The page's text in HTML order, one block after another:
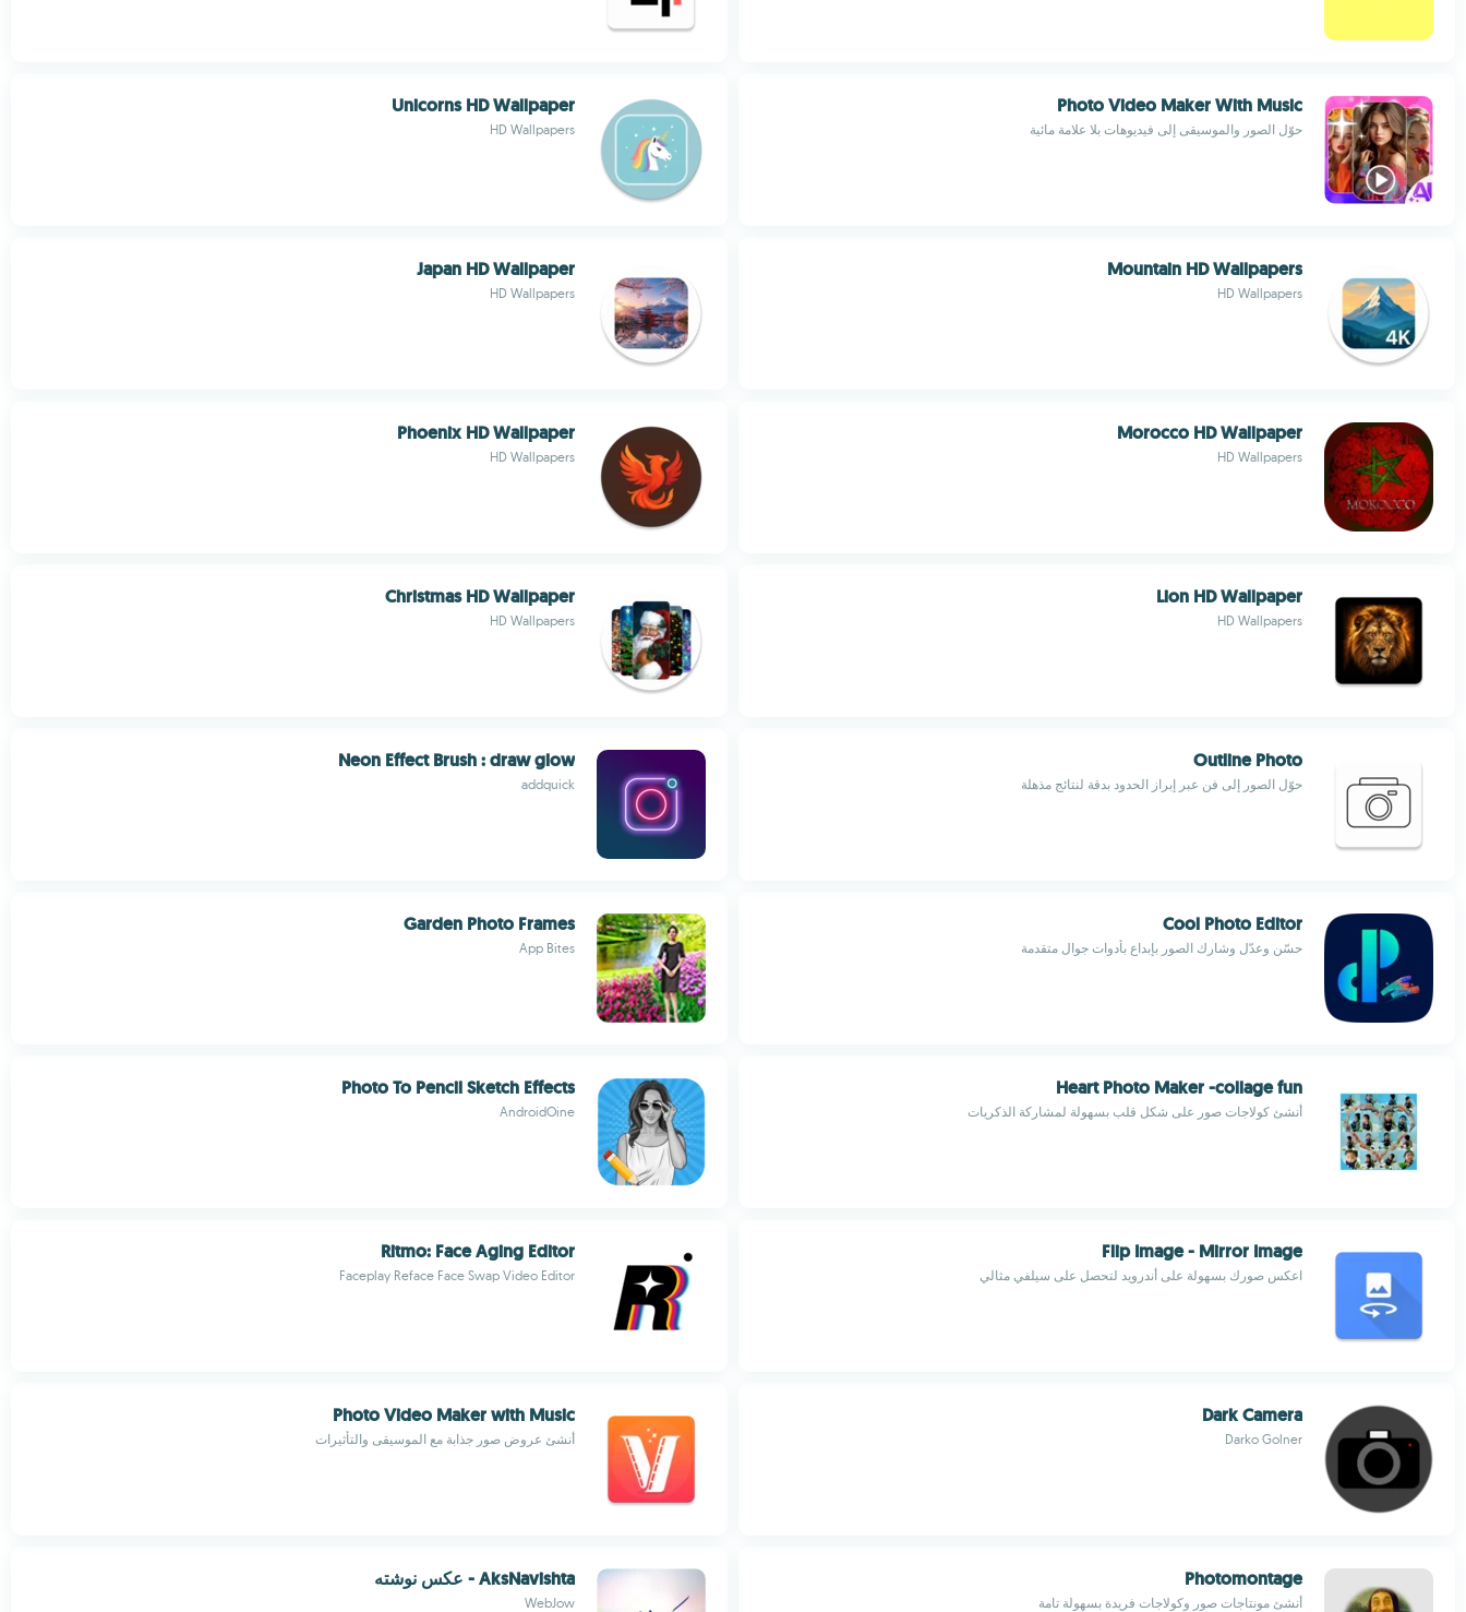
Photo Video Maker With Music
حوّل الصور والموسيقى إلى فيديوهات بلا علامة مائية
Unicorns HD Wallpaper
HD Wallpapers
Mountain HD Wallpapers
HD Wallpapers
Japan HD Wallpaper
HD Wallpapers
Morocco HD Wallpaper
HD Wallpapers
Phoenix HD Wallpaper
HD Wallpapers
Lion HD Wallpaper
HD Wallpapers
Christmas HD Wallpaper
HD Wallpapers
Outline Photo
حوّل الصور إلى فن عبر إبراز الحدود بدقة لنتائج مذهلة
Neon Effect Brush : draw glow
addquick
Cool Photo Editor
حسّن وعدّل وشارك الصور بإبداع بأدوات جوال متقدمة
Garden Photo Frames
App Bites
Heart Photo Maker -collage fun
أنشئ كولاجات صور على شكل قلب بسهولة لمشاركة الذكريات
Photo To Pencil Sketch Effects
AndroidOine
Flip Image - Mirror Image
اعكس صورك بسهولة على أندرويد لتحصل على سيلفي مثالي
Ritmo: Face Aging Editor
Faceplay Reface Face Swap Video Editor
Dark Camera
Darko Golner
Photo Video Maker with Music
أنشئ عروض صور جذابة مع الموسيقى والتأثيرات
Photomontage
أنشئ مونتاجات صور وكولاجات فريدة بسهولة تامة
AksNavishta - عکس نوشته
WebJow